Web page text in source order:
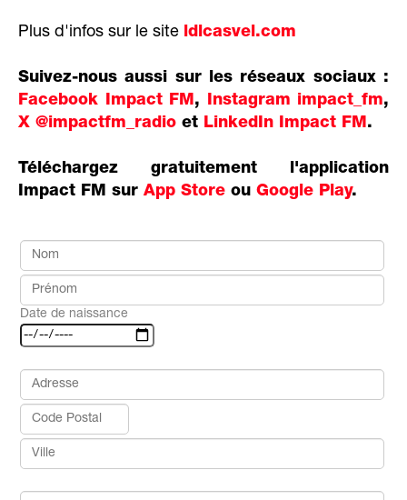
Plus d'infos sur le site ldlcasvel.com
Suivez-nous aussi sur les réseaux sociaux :
Facebook Impact FM, Instagram impact_fm,
X @impactfm_radio et LinkedIn Impact FM.
Téléchargez gratuitement l'application
Impact FM sur App Store ou Google Play.
Date de naissance